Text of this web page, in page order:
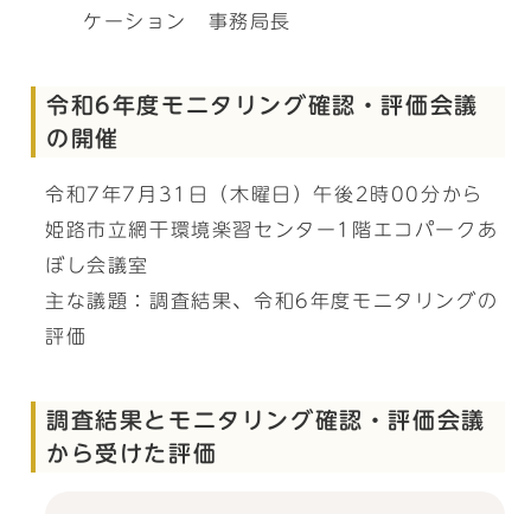
ケーション 事務局長
令和6年度モニタリング確認・評価会議
の開催
令和7年7月31日（木曜日）午後2時00分から
姫路市立網干環境楽習センター1階エコパークあ
ぼし会議室
主な議題：調査結果、令和6年度モニタリングの
評価
調査結果とモニタリング確認・評価会議
から受けた評価